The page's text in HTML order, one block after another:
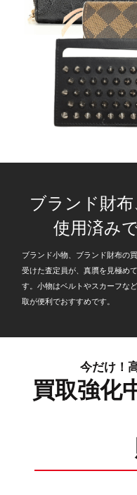
ブランド財布
使用済み
ブランド小物、ブランド財布の
受けた査定員が、真贋を見極め
す。小物はベルトやスカーフな
取が便利でおすすめです。
今だけ！
買取強化